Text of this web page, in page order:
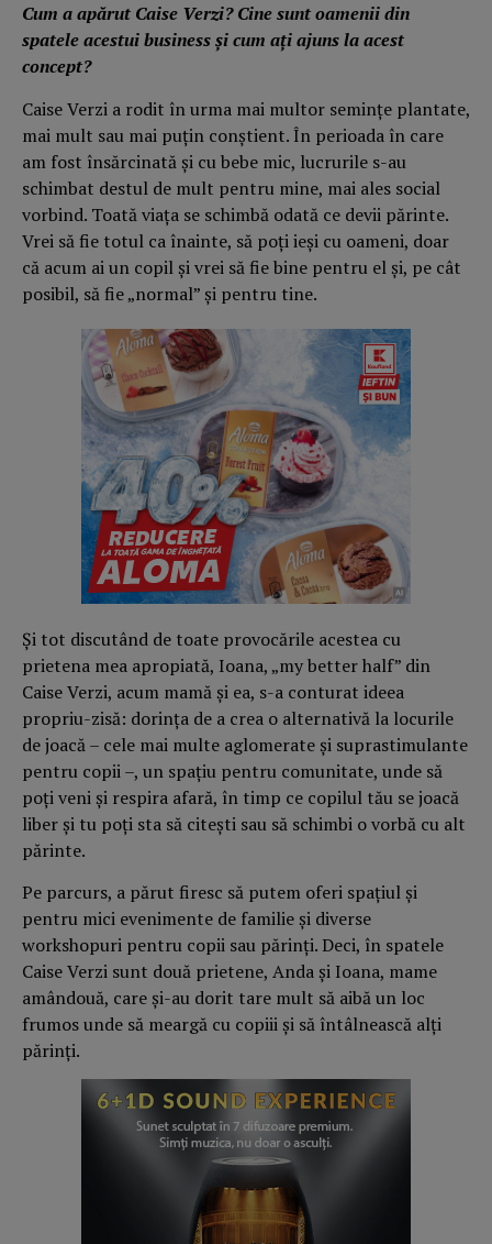
Cum a apărut Caise Verzi? Cine sunt oamenii din
spatele acestui business și cum ați ajuns la acest
concept?
Caise Verzi a rodit în urma mai multor semințe plantate,
mai mult sau mai puțin conștient. În perioada în care
am fost însărcinată și cu bebe mic, lucrurile s-au
schimbat destul de mult pentru mine, mai ales social
vorbind. Toată viața se schimbă odată ce devii părinte.
Vrei să fie totul ca înainte, să poți ieși cu oameni, doar
că acum ai un copil și vrei să fie bine pentru el și, pe cât
posibil, să fie „normal” și pentru tine.
Și tot discutând de toate provocările acestea cu
prietena mea apropiată, Ioana, „my better half” din
Caise Verzi, acum mamă și ea, s-a conturat ideea
propriu-zisă: dorința de a crea o alternativă la locurile
de joacă – cele mai multe aglomerate şi suprastimulante
pentru copii –, un spațiu pentru comunitate, unde să
poți veni și respira afară, în timp ce copilul tău se joacă
liber și tu poți sta să citești sau să schimbi o vorbă cu alt
părinte.
Pe parcurs, a părut firesc să putem oferi spațiul și
pentru mici evenimente de familie și diverse
workshopuri pentru copii sau părinți. Deci, în spatele
Caise Verzi sunt două prietene, Anda și Ioana, mame
amândouă, care și-au dorit tare mult să aibă un loc
frumos unde să meargă cu copiii și să întâlnească alți
părinți.